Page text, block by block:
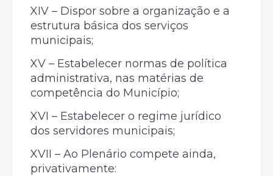
XIV – Dispor sobre a organização e a
estrutura básica dos serviços
municipais;
XV – Estabelecer normas de política
administrativa, nas matérias de
competência do Município;
XVI – Estabelecer o regime jurídico
dos servidores municipais;
XVII – Ao Plenário compete ainda,
privativamente: